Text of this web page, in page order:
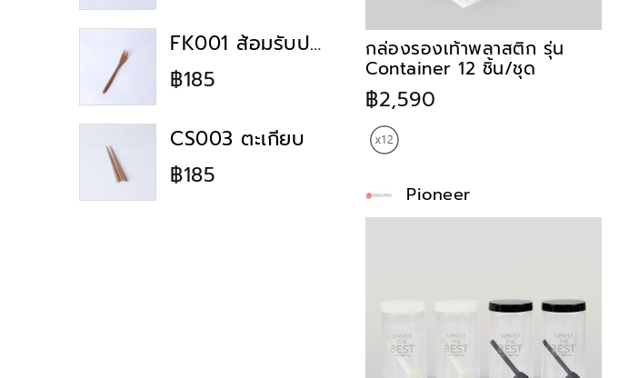
กล่องรองเท้าพลาสติก รุ่น
Container 12 ชิ้น/ชุด
฿2,590
Pioneer
FK001 ส้อมรับประทานอาหาร
฿185
CS003 ตะเกียบ
฿185